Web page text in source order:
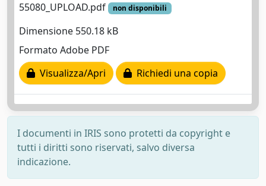
55080_UPLOAD.pdf non disponibili
Dimensione 550.18 kB
Formato Adobe PDF
Visualizza/Apri
Richiedi una copia
I documenti in IRIS sono protetti da copyright e
tutti i diritti sono riservati, salvo diversa
indicazione.